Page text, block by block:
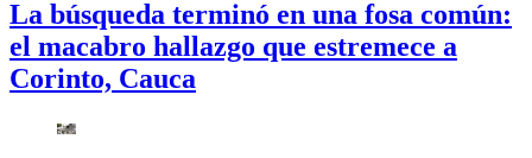
La búsqueda terminó en una fosa común:
el macabro hallazgo que estremece a
Corinto, Cauca